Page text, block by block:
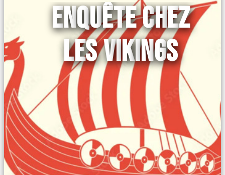
ENQUÊTE CHEZ
LES VIKINGS